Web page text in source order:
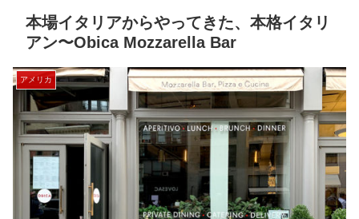
本場イタリアからやってきた、本格イタリ
アン〜Obica Mozzarella Bar
アメリカ